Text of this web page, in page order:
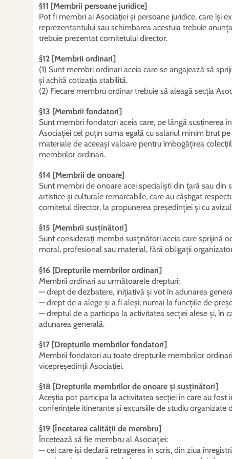
§11 [Membrii persoane juridice]
Pot fi membri ai Asociației și persoane juridice, care își
reprezentantului sau schimbarea acestuia trebuie
trebuie prezentat comitetului director.
§12 [Membrii ordinari]
(1) Sunt membri ordinari aceia care se angajează să
și achită cotizația stabilită.
(2) Fiecare membru ordinar trebuie să aleagă secția
§13 [Membrii fondatori]
Sunt membri fondatori aceia care, pe lângă susținerea
Asociației cel puțin suma egală cu salariul minim brut
materiale de aceeași valoare pentru îmbogățirea
membrilor ordinari.
§14 [Membrii de onoare]
Sunt membri de onoare acei specialiști din țară sau din
artistice și culturale remarcabile, care au câștigat
comitetul director, la propunerea președinției și cu
§15 [Membrii susținători]
Sunt considerați membri susținători aceia care sprijină
moral, profesional sau material, fără obligații
§16 [Drepturile membrilor ordinari]
Membrii ordinari au următoarele drepturi:
— drept de dezbatere, inițiativă și vot în adunarea
— drept de a alege și a fi aleși; numai la funcțiile de
— dreptul de a participa la activitatea secției alese și, în
adunarea generală.
§17 [Drepturile membrilor fondatori]
Membrii fondatori au toate drepturile membrilor
vicepreședinții Asociației.
§18 [Drepturile membrilor de onoare și susținători]
Aceștia pot participa la activitatea secției în care au
conferințele itinerante și excursiile de studiu organizate
§19 [Încetarea calității de membru]
Încetează să fie membru al Asociației:
— cel care își declară retragerea în scris, din ziua